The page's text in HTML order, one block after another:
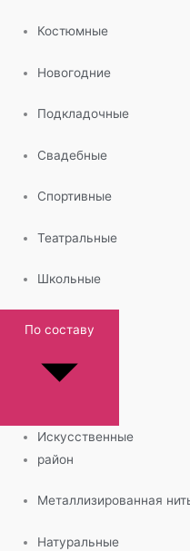
Костюмные
Новогодние
Подкладочные
Свадебные
Спортивные
Театральные
Школьные
По составу
Искусственные
район
Металлизированная
Натуральные